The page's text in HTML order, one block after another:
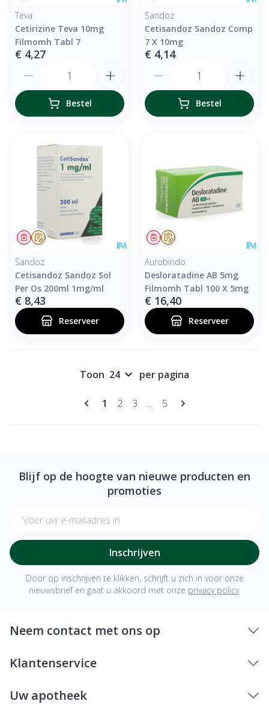
Teva
Cetirizine Teva 10mg
Filmomh Tabl 7
€ 4,27
Bestel
Sandoz
Cetisandoz Sandoz Comp
7 X 10mg
€ 4,14
Bestel
Op voorschrift
Geneesmiddel
Sandoz
Cetisandoz Sandoz Sol
Per Os 200ml 1mg/ml
€ 8,43
Reserveer
Op voorschrift
Geneesmiddel
Aurobindo
Desloratadine AB 5mg
Filmomh Tabl 100 X 5mg
€ 16,40
Reserveer
Pagina's
U lees momenteel pagina
1 Pagina
2 Pagina
3 ... Pagina
5
Toon per pagina
Blijf op de hoogte van nieuwe producten en
promoties
Inschrijven
Door op inschrijven te klikken, schrijft u zich in voor onze
nieuwsbrief en gaat u akkoord met onze privacy policy.
Neem contact met ons op
Klantenservice
Uw apotheek